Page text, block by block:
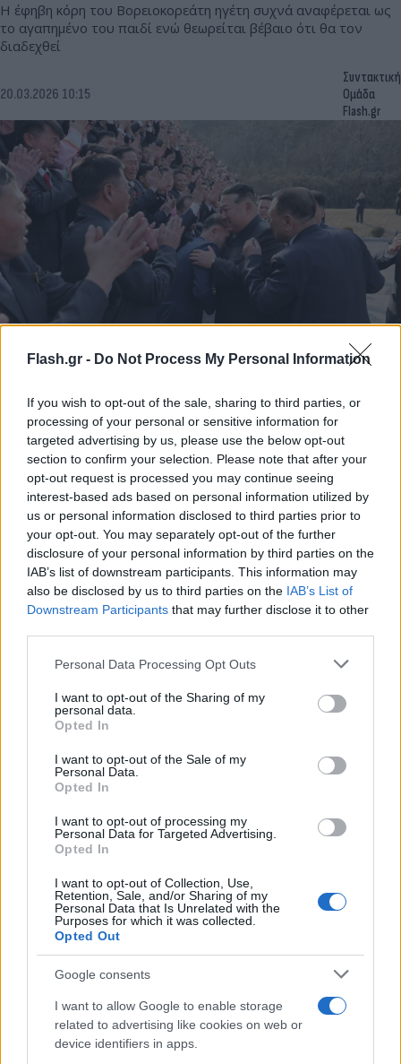
Flash.gr - Do Not Process My Personal Information
If you wish to opt-out of the sale, sharing to third parties, or
processing of your personal or sensitive information for
targeted advertising by us, please use the below opt-out
section to confirm your selection. Please note that after your
opt-out request is processed you may continue seeing
interest-based ads based on personal information utilized by
us or personal information disclosed to third parties prior to
your opt-out. You may separately opt-out of the further
disclosure of your personal information by third parties on the
IAB’s list of downstream participants. This information may
also be disclosed by us to third parties on the IAB’s List of
Downstream Participants that may further disclose it to other
Please note that this website/app uses one or more Google
not limited to your visit or usage behaviour. You may click to
grant or deny consent to Google and its third-party tags to
use your data for below specified purposes in below Google
consent section.
Personal Data Processing Opt Outs
I want to opt-out of the Sharing of my
personal data.
Opted In
I want to opt-out of the Sale of my
Personal Data.
Opted In
I want to opt-out of processing my
Personal Data for Targeted Advertising.
Opted In
I want to opt-out of Collection, Use,
Retention, Sale, and/or Sharing of my
Personal Data that Is Unrelated with the
Purposes for which it was collected.
Opted Out
Google consents
I want to allow Google to enable storage
related to advertising like cookies on web or
device identifiers in apps.
Η έφηβη κόρη του Βορειοκορεάτη ηγέτη συχνά αναφέρεται ως
το αγαπημένο του παιδί ενώ θεωρείται βέβαιο ότι θα τον
διαδεχθεί
20.03.2026 10:15
Συντακτική
Ομάδα
Flash.gr
Εκλογές στη Βόρεια Κορέα (!): Νίκη του Κιμ Γιονγκ
Αξίζει να σημειωθεί ότι ενισχύεται η θέση της αδελφής του, η
οποία προήχθη σε ανώτερο ρόλο στην Κεντρική Επιτροπή του
κόμματος.
18.03.2026 10:06
Ομάδα
Flash.gr
Ετοιμοπόλεμη η κόρη του Κιμ Γιονγκ Ουν:
Πυροβολεί με πιστόλι μαζί με τον πατέρα της
Βόρειας Κορέας με την έφηβη κόρη του να δοκιμάζουν οπλισμό
σε εργοστάσιο που κατασκευάζει πιστόλια και ελαφρά όπλα
νέου τύπου.
12.03.2026 11:08